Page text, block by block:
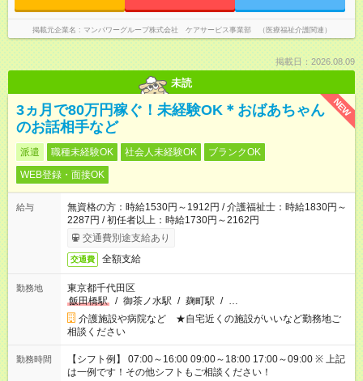
掲載元企業名 マンパワーグループ株式会社 ケアサービス事業部 （医療福祉介護関連）
掲載日：2026.08.09
未読
NEW
3ヵ月で80万円稼ぐ！未経験OK＊おばあちゃん
のお話相手など
派遣 職種未経験OK 社会人未経験OK
ブランクOK
WEB登録・面接OK
給与
無資格の方：時給1530円～1912円 / 介護福祉士：時給1830円～
2287円 / 初任者以上：時給1730円～2162円
交通費別途支給あり
交通費 全額支給
勤務地
東京都千代田区
飯田橋駅
/ 御茶ノ水駅 / 麹町駅 / …
介護施設や病院など ★自宅近くの施設がいいなど勤務地ご
相談ください
勤務時間
【シフト例】 07:00～16:00 09:00～18:00 17:00～09:00 ※ 上記
は一例です！その他シフトもご相談ください！